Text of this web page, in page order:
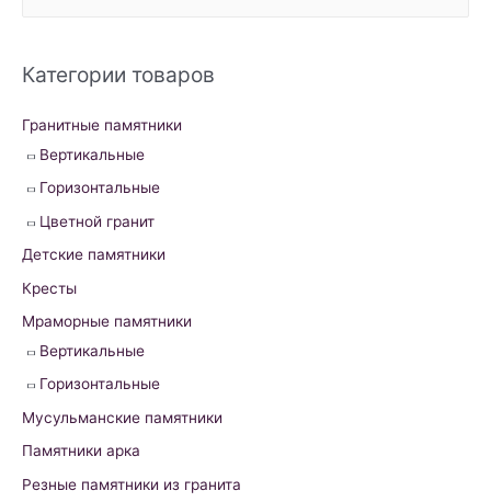
r
h
Категории товаров
Гранитные памятники
Вертикальные
Горизонтальные
Цветной гранит
Детские памятники
Кресты
Мраморные памятники
Вертикальные
Горизонтальные
Мусульманские памятники
Памятники арка
Резные памятники из гранита